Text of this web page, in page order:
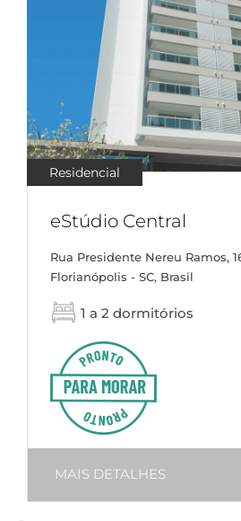
Residencial
eStúdio Central
Rua Presidente Nereu Ramos,
Florianópolis - SC, Brasil
1 a 2 dormitórios
MAIS DETALHES